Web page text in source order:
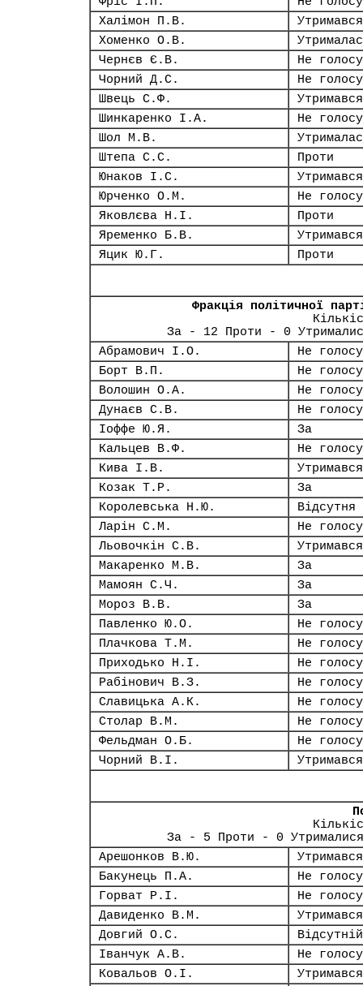
Халімон П.В.
Утримався
Хоменко О.В.
Чернєв Є.В.
Не
Чорний Д.С.
Не
Швець С.Ф.
Утримався
Шинкаренко І.А.
Не
Шол М.В.
Штепа С.С.
Проти
Юнаков І.С.
Утримався
Юрченко О.М.
Не
Яковлєва Н.І.
Проти
Яременко Б.В.
Утримався
Яцик Ю.Г.
Проти
Фракція політичної
За - 12 Проти - 0
Абрамович І.О.
Не
Борт В.П.
Не
Волошин О.А.
Не
Дунаєв С.В.
Не
Іоффе Ю.Я.
За
Кальцев В.Ф.
Не
Кива І.В.
Утримався
Козак Т.Р.
За
Королевська Н.Ю.
Відсутня
Ларін С.М.
Не
Льовочкін С.В.
Утримався
Макаренко М.В.
За
Мамоян С.Ч.
За
Мороз В.В.
За
Павленко Ю.О.
Не
Плачкова Т.М.
Не
Приходько Н.І.
Не
Рабінович В.З.
Не
Славицька А.К.
Не
Столар В.М.
Не
Фельдман О.Б.
Не
Чорний В.І.
Утримався
За - 5 Проти - 0
Арешонков В.Ю.
Утримався
Бакунець П.А.
Не
Горват Р.І.
Не
Давиденко В.М.
Утримався
Довгий О.С.
Відсутній
Іванчук А.В.
Не
Ковальов О.І.
Утримався